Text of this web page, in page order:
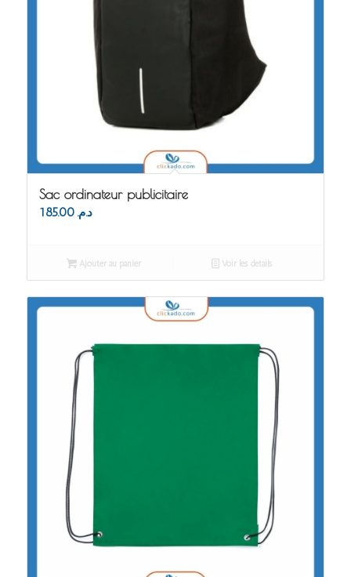
Sac ordinateur publicitaire
د.م. 185.00
Ajouter au panier Voir les détails